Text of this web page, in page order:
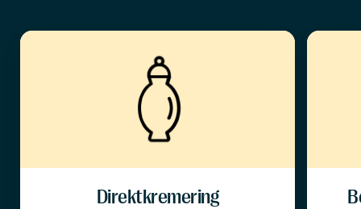
Direktkremering